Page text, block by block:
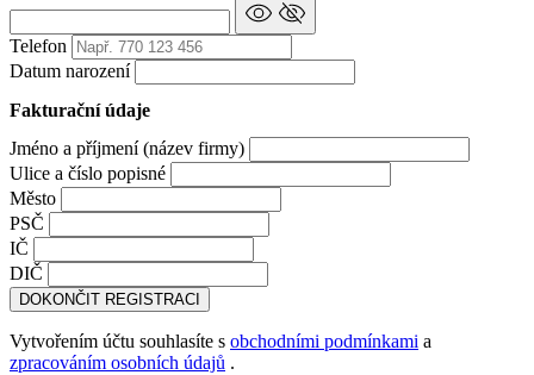
Telefon
Datum narození
Fakturační údaje
Jméno a příjmení (název firmy)
Ulice a číslo popisné
Město
PSČ
IČ
DIČ
DOKONČIT REGISTRACI
Vytvořením účtu souhlasíte s obchodními podmínkami a
zpracováním osobních údajů .